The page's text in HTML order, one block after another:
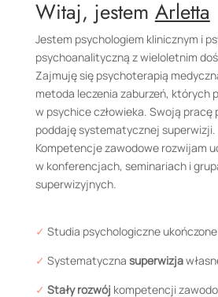
Witaj, jestem Arletta
Jestem psychologiem klinicznym i
psychoanalityczną z wieloletnim
Zajmuję się psychoterapią
metoda leczenia zaburzeń, których
w psychice człowieka. Swoją
poddaję systematycznej superwizji.
Kompetencje zawodowe rozwijam
w konferencjach, seminariach i
superwizyjnych.
✓ Studia psychologiczne
✓ Systematyczna superwizja
✓ Stały rozwój kompetencji